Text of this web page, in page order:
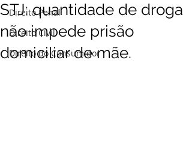
Direito Penal
Direito Civil
Direito do Consumidor
STJ: quantidade de droga
não impede prisão
domiciliar de mãe.